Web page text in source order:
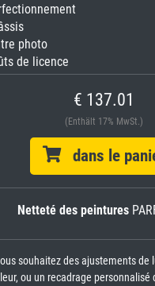
photo
de licence
€ 137.01
(Enthält 17% MwSt.)
dans le
Netteté des peintures
souhaitez des ajustements de
ou un recadrage personnalisé